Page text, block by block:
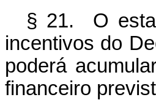
§ 21. O
incentivos do
poderá
financeiro